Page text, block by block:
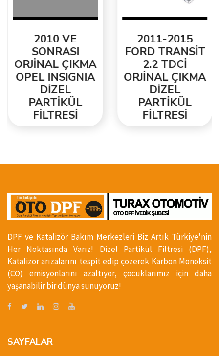
2010 VE
SONRASI
ORJİNAL ÇIKMA
OPEL INSIGNIA
DİZEL
PARTİKÜL
FİLTRESİ
2011-2015
FORD TRANSİT
2.2 TDCİ
ORJİNAL ÇIKMA
DİZEL
PARTİKÜL
FİLTRESİ
DPF ve Katalizör Bakım Merkezleri Biz Artık Türkiye'nin
Her Noktasında Varız! Dizel Partikül Filtresi (DPF),
Katalizör arızalarını tespit edip çözerek Karbon Monoksit
(CO) emisyonlarını azaltıyor, çocuklarımız için daha
yaşanabilir bir dünya sunuyoruz!
SAYFALAR